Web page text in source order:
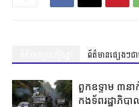
ព័ត៌មានផ្សេងៗជ
ពួកឧទ្ទាម ៣នា
កងទ័ពរដ្ឋាភិប